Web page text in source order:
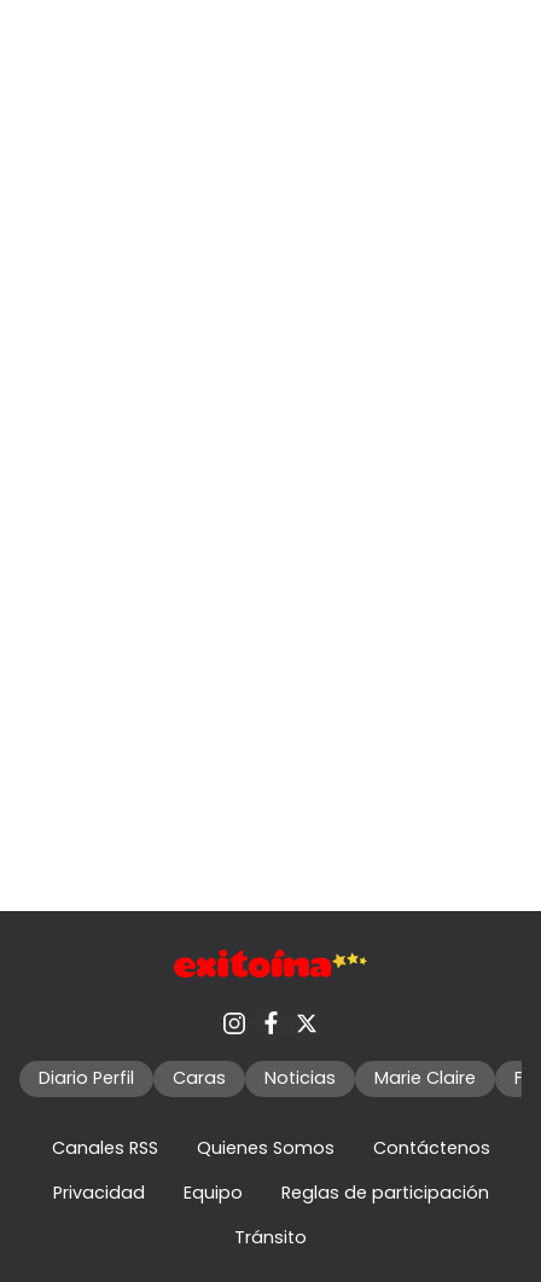
Diario Perfil Caras Noticias Marie Claire
Canales RSS Quienes Somos
Contáctenos
Privacidad
Equipo
Reglas de participación
Tránsito